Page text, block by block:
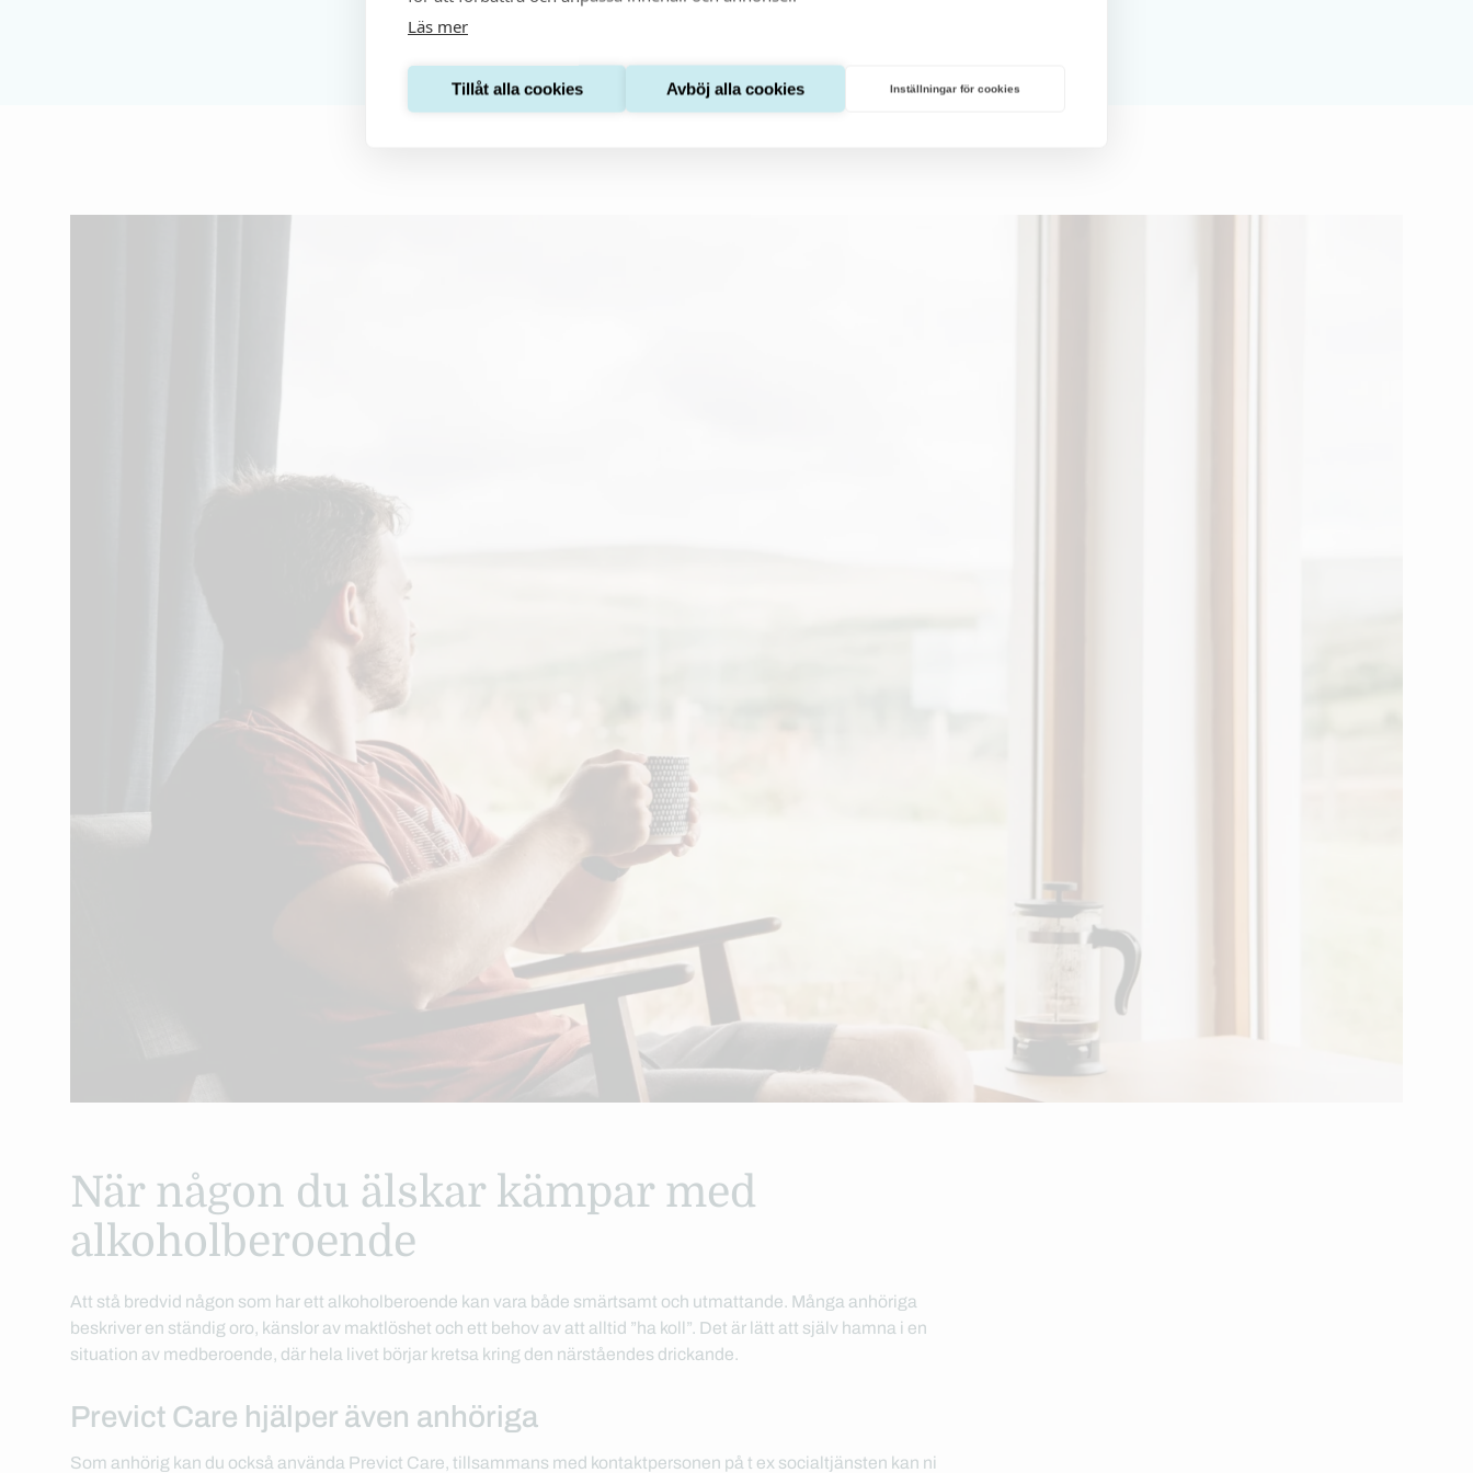
Läs mer
Tillåt alla cookies Avböj alla cookies Inställningar för cookies
När någon du älskar kämpar med
alkoholberoende
Att stå bredvid någon som har ett alkoholberoende kan vara både smärtsamt och utmattande. Många anhöriga
beskriver en ständig oro, känslor av maktlöshet och ett behov av att alltid ”ha koll”. Det är lätt att själv hamna i en
situation av medberoende, där hela livet börjar kretsa kring den närståendes drickande.
Previct Care hjälper även anhöriga
Som anhörig kan du också använda Previct Care, tillsammans med kontaktpersonen på t ex socialtjänsten kan ni